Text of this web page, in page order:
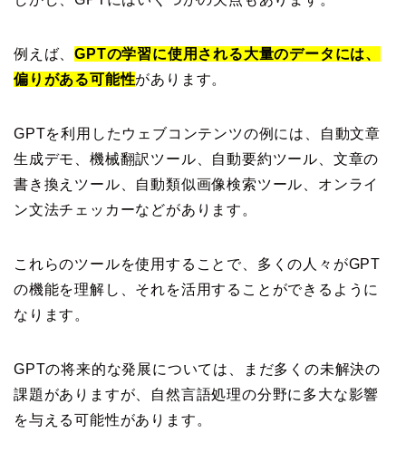
例えば、GPTの学習に使用される大量のデータには、
偏りがある可能性があります。
GPTを利用したウェブコンテンツの例には、自動文章
生成デモ、機械翻訳ツール、自動要約ツール、文章の
書き換えツール、自動類似画像検索ツール、オンライ
ン文法チェッカーなどがあります。
これらのツールを使用することで、多くの人々がGPT
の機能を理解し、それを活用することができるように
なります。
GPTの将来的な発展については、まだ多くの未解決の
課題がありますが、自然言語処理の分野に多大な影響
を与える可能性があります。